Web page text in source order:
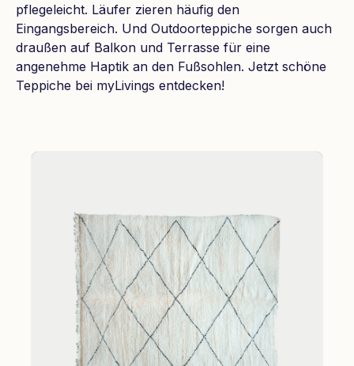
pflegeleicht. Läufer zieren häufig den
Eingangsbereich. Und Outdoorteppiche sorgen auch
draußen auf Balkon und Terrasse für eine
angenehme Haptik an den Fußsohlen. Jetzt schöne
Teppiche bei myLivings entdecken!